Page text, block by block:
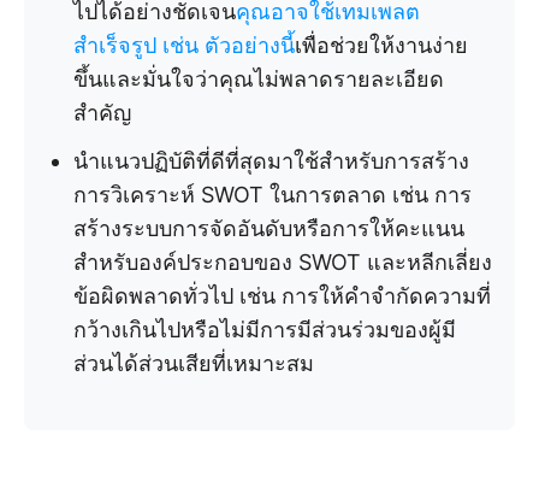
ไปได้อย่างชัดเจนคุณอาจใช้เทมเพลต
สำเร็จรูป เช่น ตัวอย่างนี้เพื่อช่วยให้งานง่าย
ขึ้นและมั่นใจว่าคุณไม่พลาดรายละเอียด
สำคัญ
นำแนวปฏิบัติที่ดีที่สุดมาใช้สำหรับการสร้าง
การวิเคราะห์ SWOT ในการตลาด เช่น การ
สร้างระบบการจัดอันดับหรือการให้คะแนน
สำหรับองค์ประกอบของ SWOT และหลีกเลี่ยง
ข้อผิดพลาดทั่วไป เช่น การให้คำจำกัดความที่
กว้างเกินไปหรือไม่มีการมีส่วนร่วมของผู้มี
ส่วนได้ส่วนเสียที่เหมาะสม